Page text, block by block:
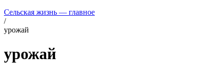
Сельская жизнь — главное
/
урожай
урожай